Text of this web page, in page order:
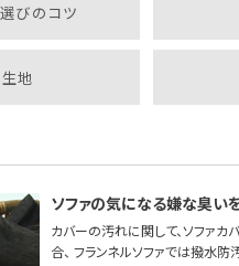
びのコツ
生地
ソファの気になる嫌な臭い
カバーの汚れに関して、ソファ
合、 フランネルソファでは撥水